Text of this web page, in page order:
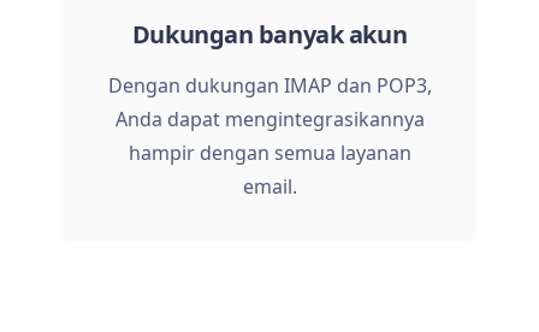
Dukungan banyak akun
Dengan dukungan IMAP dan POP3,
Anda dapat mengintegrasikannya
hampir dengan semua layanan
email.